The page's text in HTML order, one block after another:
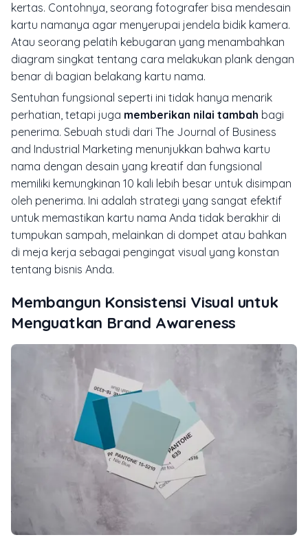
kertas. Contohnya, seorang fotografer bisa mendesain
kartu namanya agar menyerupai jendela bidik kamera.
Atau seorang pelatih kebugaran yang menambahkan
diagram singkat tentang cara melakukan plank dengan
benar di bagian belakang kartu nama.
Sentuhan fungsional seperti ini tidak hanya menarik
perhatian, tetapi juga memberikan nilai tambah bagi
penerima. Sebuah studi dari The Journal of Business
and Industrial Marketing menunjukkan bahwa kartu
nama dengan desain yang kreatif dan fungsional
memiliki kemungkinan 10 kali lebih besar untuk disimpan
oleh penerima. Ini adalah strategi yang sangat efektif
untuk memastikan kartu nama Anda tidak berakhir di
tumpukan sampah, melainkan di dompet atau bahkan
di meja kerja sebagai pengingat visual yang konstan
tentang bisnis Anda.
Membangun Konsistensi Visual untuk
Menguatkan Brand Awareness